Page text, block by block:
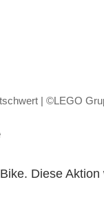
| ©LEGO
Diese